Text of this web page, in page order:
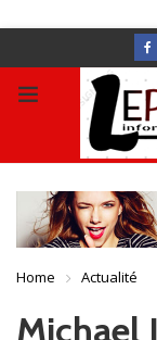
Home Actualité
Michael